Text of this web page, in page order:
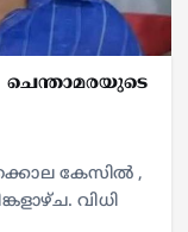
ചെന്താമരയുടെ
കേസിൽ ,
വിധി